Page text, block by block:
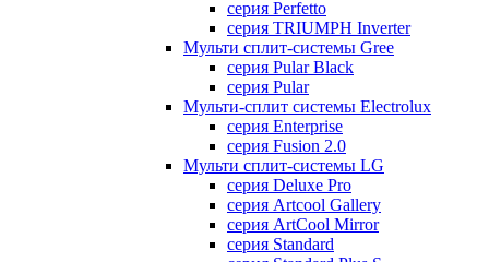
серия Perfetto
серия TRIUMPH Inverter
Мульти сплит-системы Gree
серия Pular Black
серия Pular
Мульти-сплит системы Electrolux
серия Enterprise
серия Fusion 2.0
Мульти сплит-системы LG
серия Deluxe Pro
серия Artcool Gallery
серия ArtCool Mirror
серия Standard